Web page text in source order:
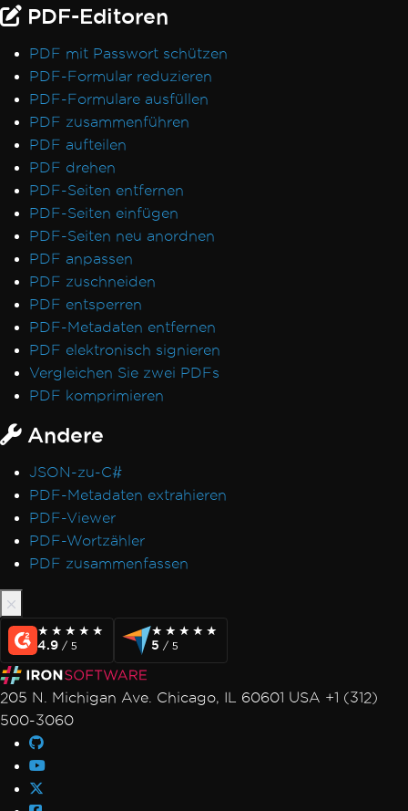
PDF-Editoren
PDF mit Passwort schützen
PDF-Formular reduzieren
PDF-Formulare ausfüllen
PDF zusammenführen
PDF aufteilen
PDF drehen
PDF-Seiten entfernen
PDF-Seiten einfügen
PDF-Seiten neu anordnen
PDF anpassen
PDF zuschneiden
PDF entsperren
PDF-Metadaten entfernen
PDF elektronisch signieren
Vergleichen Sie zwei PDFs
PDF komprimieren
Andere
JSON-zu-C#
PDF-Metadaten extrahieren
PDF-Viewer
PDF-Wortzähler
PDF zusammenfassen
★★★★★
★★★★★
4.9 / 5
★★★★★
★★★★★
5 / 5
205 N. Michigan Ave. Chicago, IL 60601 USA +1 (312)
500-3060